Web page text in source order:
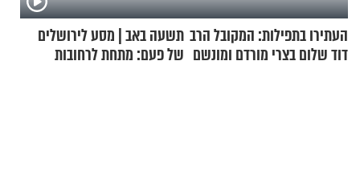
העתירו בתפילות: המקובל הרב
דוד שלום בצרי מורדם ומונשם
תשעה באב | מסע לירושלים
של פעם: מתחת לרחובות